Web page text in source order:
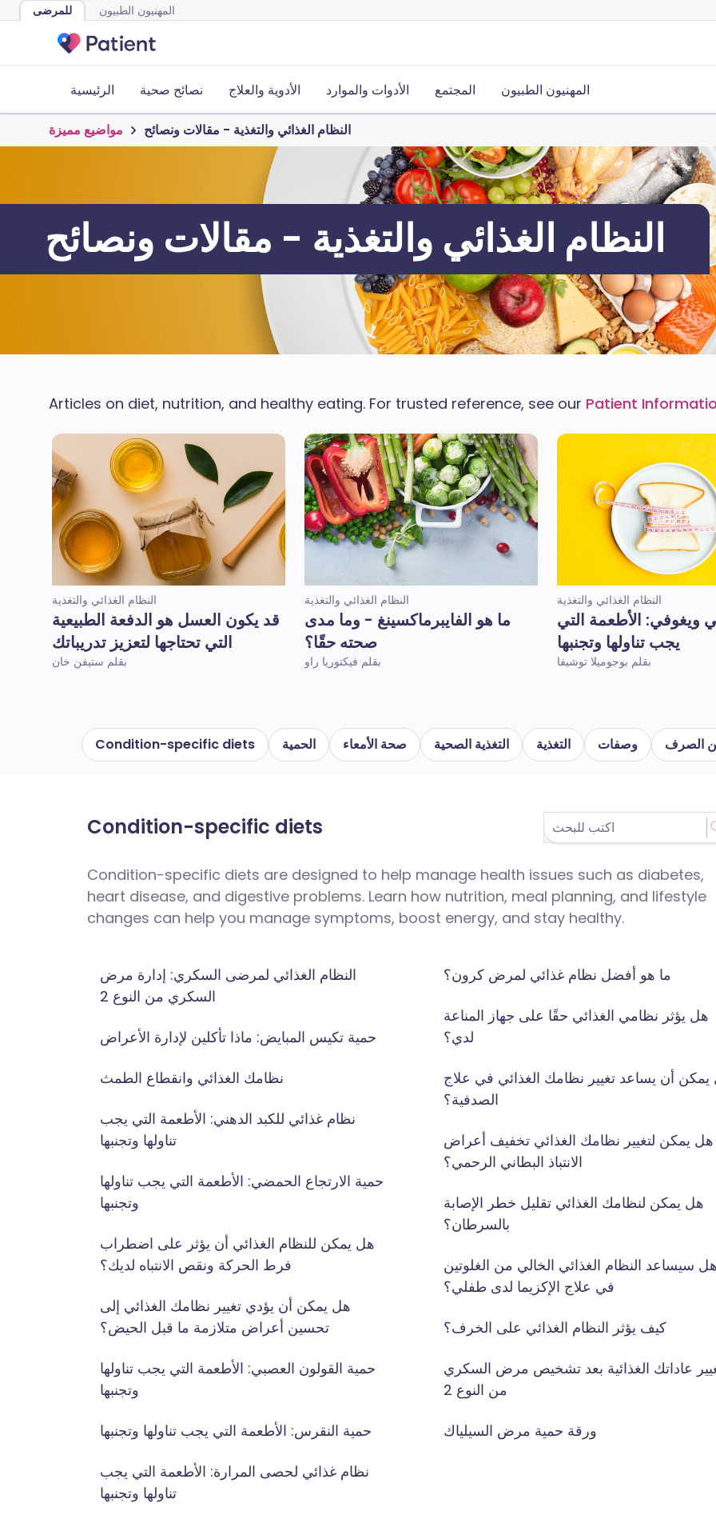
للمرضى المهنيون الطبيون
الرئيسية نصائح صحية الأدوية والعلاج الأدوات والموارد المجتمع المهنيون الطبيون
مواضيع مميزة النظام الغذائي والتغذية - مقالات ونصائح
النظام الغذائي والتغذية - مقالات ونصائح
Condition-specific diets الحمية صحة الأمعاء التغذية الصحية التغذية وصفات الصرف
Articles on diet, nutrition, and healthy eating. For trusted reference, see our Patient
النظام الغذائي والتغذية
قد يكون العسل هو الدفعة الطبيعية
التي تحتاجها لتعزيز تدريباتك
بقلم ستيفن خان
النظام الغذائي والتغذية
ما هو الفايبرماكسينغ - وما مدى
صحته حقًا؟
بقلم فيكتوريا راو
النظام الغذائي والتغذية
ويغوفي: الأطعمة التي
يجب تناولها وتجنبها
بقلم بوجوميلا توشيفا
Condition-specific diets
Condition-specific diets are designed to help manage health issues such as diabetes,
heart disease, and digestive problems. Learn how nutrition, meal planning, and lifestyle
changes can help you manage symptoms, boost energy, and stay healthy.
النظام الغذائي لمرضى السكري: إدارة مرض
السكري من النوع 2
حمية تكيس المبايض: ماذا تأكلين لإدارة الأعراض
نظامك الغذائي وانقطاع الطمث
نظام غذائي للكبد الدهني: الأطعمة التي يجب
تناولها وتجنبها
حمية الارتجاع الحمضي: الأطعمة التي يجب تناولها
وتجنبها
هل يمكن للنظام الغذائي أن يؤثر على اضطراب
فرط الحركة ونقص الانتباه لديك؟
هل يمكن أن يؤدي تغيير نظامك الغذائي إلى
تحسين أعراض متلازمة ما قبل الحيض؟
حمية القولون العصبي: الأطعمة التي يجب تناولها
وتجنبها
حمية النقرس: الأطعمة التي يجب تناولها وتجنبها
نظام غذائي لحصى المرارة: الأطعمة التي يجب
تناولها وتجنبها
ما هو أفضل نظام غذائي لمرض كرون؟
هل يؤثر نظامي الغذائي حقًا على جهاز المناعة
لدي؟
أن يساعد تغيير نظامك الغذائي في علاج
الصدفية؟
هل يمكن لتغيير نظامك الغذائي تخفيف أعراض
الانتباذ البطاني الرحمي؟
هل يمكن لنظامك الغذائي تقليل خطر الإصابة
بالسرطان؟
هل سيساعد النظام الغذائي الخالي من الغلوتين
في علاج الإكزيما لدى طفلي؟
كيف يؤثر النظام الغذائي على الخرف؟
عاداتك الغذائية بعد تشخيص مرض السكري
من النوع 2
ورقة حمية مرض السيلياك